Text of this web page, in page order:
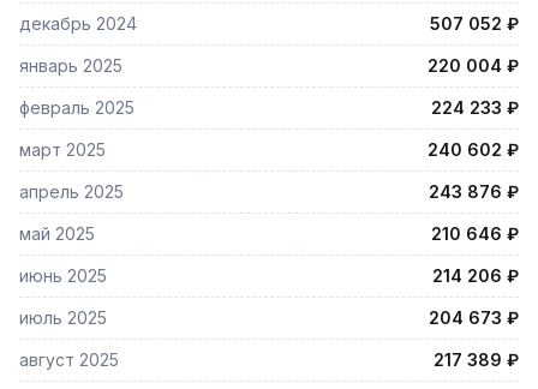
декабрь 2024 507 052 ₽
январь 2025 220 004 ₽
февраль 2025 224 233 ₽
март 2025 240 602 ₽
апрель 2025 243 876 ₽
май 2025 210 646 ₽
июнь 2025 214 206 ₽
июль 2025 204 673 ₽
август 2025 217 389 ₽